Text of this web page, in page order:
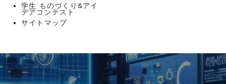
学生 ものづくり&アイ
デアコンテスト
サイトマップ